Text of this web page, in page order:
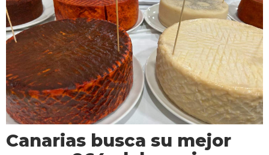
Canarias busca su mejor